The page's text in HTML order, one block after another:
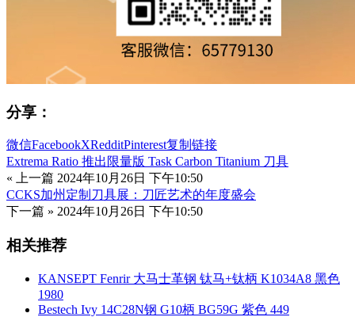
分享：
微信FacebookXRedditPinterest复制链接
Extrema Ratio 推出限量版 Task Carbon Titanium 刀具
« 上一篇 2024年10月26日 下午10:50
CCKS加州定制刀具展：刀匠艺术的年度盛会
下一篇 » 2024年10月26日 下午10:50
相关推荐
KANSEPT Fenrir 大马士革钢 钛马+钛柄 K1034A8 黑色
1980
Bestech Ivy 14C28N钢 G10柄 BG59G 紫色 449